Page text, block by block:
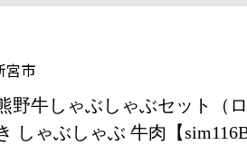
宮市
野牛しゃぶしゃぶセット（
しゃぶしゃぶ 牛肉【sim116B